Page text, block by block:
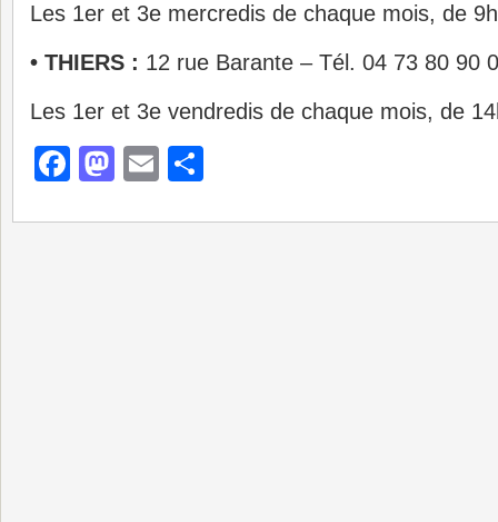
Les 1er et 3e mercredis de chaque mois, de
• THIERS : 12 rue Barante – Tél. 04 73 80 90
Les 1er et 3e vendredis de chaque mois, de
Facebook
Mastodon
Email